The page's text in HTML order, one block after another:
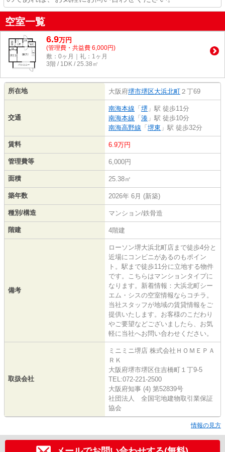
空室一覧
6.9万円
(管理費・共益費 6,000円)
敷：0ヶ月｜礼：1ヶ月
3階 / 1DK / 25.38㎡
所在地 大阪府堺市堺区大浜北町 ２丁69
交通
南海本線 「 堺 」駅 徒歩11分
南海本線 「 湊 」駅 徒歩10分
南海高野線 「 堺東 」駅 徒歩32分
賃料 6.9万円
管理費等 6,000円
面積 25.38㎡
築年数 2026年 6月 (新築)
種別/構造 マンション/鉄骨造
階建 4階建
備考
ローソン堺大浜北町店まで徒歩4分と
近場にコンビニがあるのもポイン
ト。駅まで徒歩11分に立地する物件
です。こちらはマンションタイプに
なります。新着情報：大浜北町シー
エム・シスの空室情報ならコチラ。
当社スタッフが地域の賃貸情報をご
提供いたします。お客様のこだわり
やご要望などございましたら、お気
軽に当社へお問い合わせください。
取扱会社
ミニミニ堺店 株式会社ＨＯＭＥＰＡ
ＲＫ
大阪府堺市堺区住吉橋町１丁9-5
TEL:072-221-2500
大阪府知事 (4) 第52839号
社団法人 全国宅地建物取引業保証
協会
情報の見方